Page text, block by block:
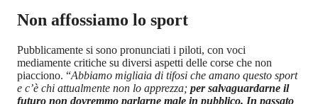
Non affossiamo lo sport
Pubblicamente si sono pronunciati i piloti, con voci
mediamente critiche su diversi aspetti delle corse che non
piacciono. “Abbiamo migliaia di tifosi che amano questo sport
e c’è chi attualmente non lo apprezza; per salvaguardarne il
futuro non dovremmo parlarne male in pubblico. In passato